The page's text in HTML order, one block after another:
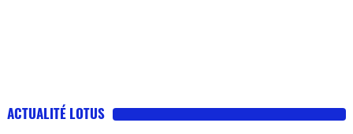
ACTUALITÉ LOTUS